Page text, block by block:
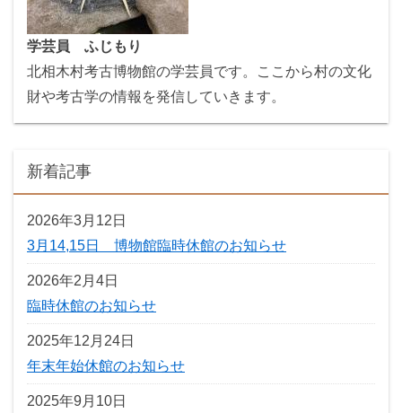
学芸員 ふじもり
北相木村考古博物館の学芸員です。ここから村の文化
財や考古学の情報を発信していきます。
新着記事
2026年3月12日
3月14,15日 博物館臨時休館のお知らせ
2026年2月4日
臨時休館のお知らせ
2025年12月24日
年末年始休館のお知らせ
2025年9月10日